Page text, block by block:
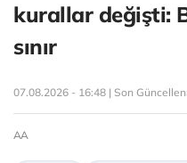
kurallar değişti:
sınır
07.08.2026 - 16:48 | Son
AA